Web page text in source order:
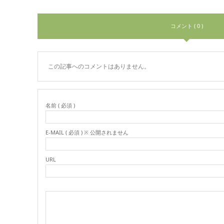
コメント ( 0 )
この記事へのコメントはありません。
名前 ( 必須 )
E-MAIL ( 必須 ) ※ 公開されません
URL